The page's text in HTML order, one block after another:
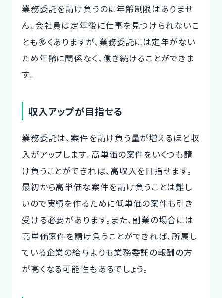
業務委託を請け負うのに年齢制限はありませ
ん。会社員は定年後に仕事を見つけられないこ
とも多くありますが、業務委託には定年がない
ため年齢に関係なく、働き続けることができま
す。
収入アップが目指せる
業務委託は、案件を請け負う量が増えるほど収
入がアップします。高単価の案件をいくつも請
け負うことができれば、高収入を目指せます。
最初から高単価な案件を請け負うことは難し
いので実績を作るために低単価の案件も引き
受ける必要があります。また、副業の場合には
高単価案件を請け負うことができれば、所属し
ている企業の給与よりも業務委託の報酬の方
が高くなる可能性もあるでしょう。